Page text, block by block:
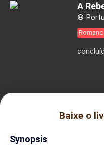
A
Baixe o
Synopsis